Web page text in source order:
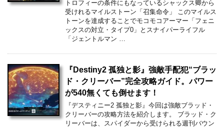
トロフィーの条件にもなっているシャックス卿から
受けれるマイルストーン「召集命令」 このマイルス
トーンを達成することでモコモコアーマー「フェニ
ックスの対立・タイプ0」とスナイパーライフル
「ジェントルマン …
『Destiny2 孤独と影』強敵手配犯“ブラッ
ド・クリーバー”完全攻略ガイド。パワー
が540無くても倒せます！
『デスティニー2 孤独と影』今回は強敵ブラッド・
クリーバーの攻略方法を紹介します。 ブラッド・ク
リーバーは、スパイダーから受けられる週刊バウン